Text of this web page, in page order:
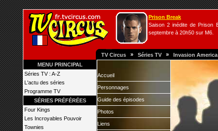
Prison Break
Saison 2 inédite de Prison
septembre à 20h50 sur M6.
TV Circus » Séries TV » Invasion America
MENU PRINCIPAL
Séries TV : A-Z
L'actu des séries
Programme TV
SÉRIES PRÉFÉRÉES
Four Kings
Les Incroyables Pouvoir
Townies
Accueil
Personnages
Guide des épisodes
Photos
Liens